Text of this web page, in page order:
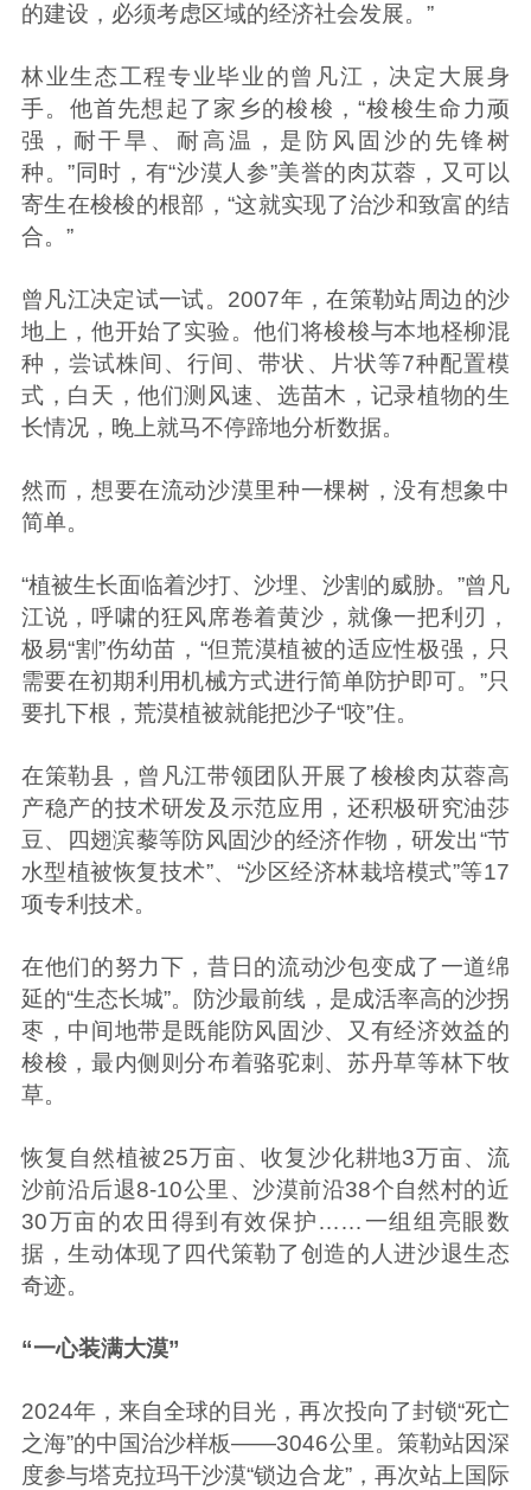
的建设，必须考虑区域的经济社会发展。”
林业生态工程专业毕业的曾凡江，决定大展身
手。他首先想起了家乡的梭梭，“梭梭生命力顽
强，耐干旱、耐高温，是防风固沙的先锋树
种。”同时，有“沙漠人参”美誉的肉苁蓉，又可以
寄生在梭梭的根部，“这就实现了治沙和致富的结
合。”
曾凡江决定试一试。2007年，在策勒站周边的沙
地上，他开始了实验。他们将梭梭与本地柽柳混
种，尝试株间、行间、带状、片状等7种配置模
式，白天，他们测风速、选苗木，记录植物的生
长情况，晚上就马不停蹄地分析数据。
然而，想要在流动沙漠里种一棵树，没有想象中
简单。
“植被生长面临着沙打、沙埋、沙割的威胁。”曾凡
江说，呼啸的狂风席卷着黄沙，就像一把利刃，
极易“割”伤幼苗，“但荒漠植被的适应性极强，只
需要在初期利用机械方式进行简单防护即可。”只
要扎下根，荒漠植被就能把沙子“咬”住。
在策勒县，曾凡江带领团队开展了梭梭肉苁蓉高
产稳产的技术研发及示范应用，还积极研究油莎
豆、四翅滨藜等防风固沙的经济作物，研发出“节
水型植被恢复技术”、“沙区经济林栽培模式”等17
项专利技术。
在他们的努力下，昔日的流动沙包变成了一道绵
延的“生态长城”。防沙最前线，是成活率高的沙拐
枣，中间地带是既能防风固沙、又有经济效益的
梭梭，最内侧则分布着骆驼刺、苏丹草等林下牧
草。
恢复自然植被25万亩、收复沙化耕地3万亩、流
沙前沿后退8-10公里、沙漠前沿38个自然村的近
30万亩的农田得到有效保护……一组组亮眼数
据，生动体现了四代策勒了创造的人进沙退生态
奇迹。
“一心装满大漠”
2024年，来自全球的目光，再次投向了封锁“死亡
之海”的中国治沙样板——3046公里。策勒站因深
度参与塔克拉玛干沙漠“锁边合龙”，再次站上国际